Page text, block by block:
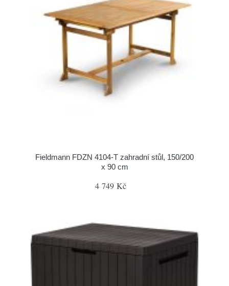
Fieldmann FDZN 4104-T zahradní stůl, 150/200
x 90 cm
4 749 Kč